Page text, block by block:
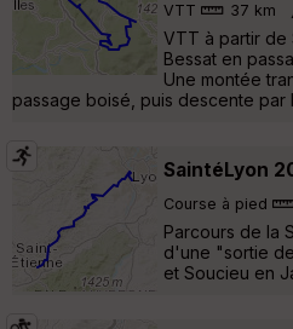
VTT 37 km
VTT à partir de
Bessat en
Une montée
passage boisé, puis descente par
SaintéLyon
Course à pied
Parcours de la
d'une "sortie
et Soucieu en